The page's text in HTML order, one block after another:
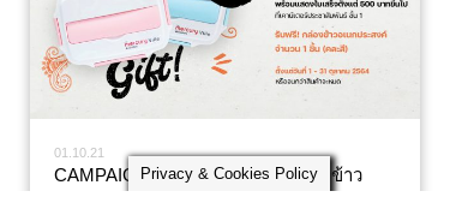
01.10.21
CAMPAIGN: ช้อปปั๊บ…รับฟรี! กล่องข้าว
Privacy & Cookies Policy